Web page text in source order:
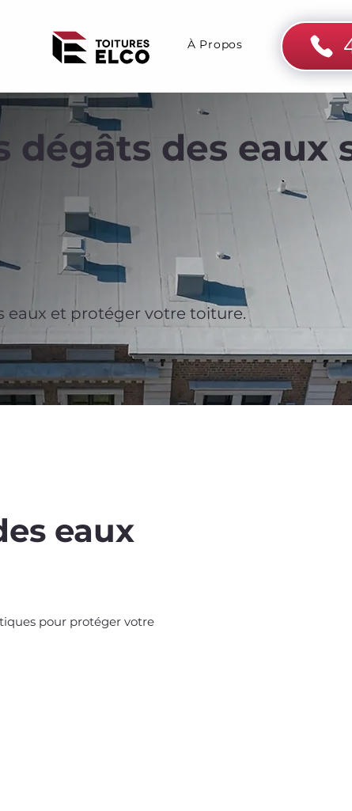
À Propos
dégâts des eaux
eaux et protéger votre toiture.
eaux
pour protéger votre